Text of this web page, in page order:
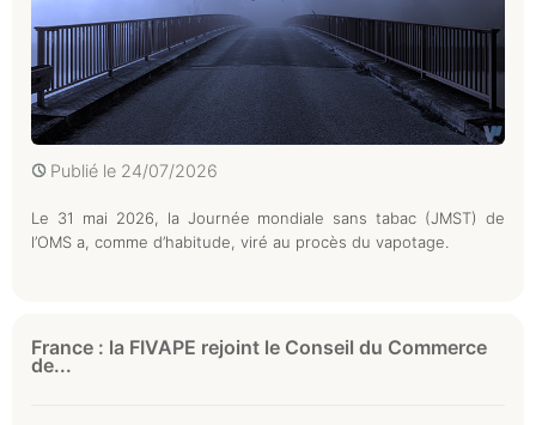
Publié le 24/07/2026
Le 31 mai 2026, la Journée mondiale sans tabac (JMST) de
l’OMS a, comme d’habitude, viré au procès du vapotage.
France : la FIVAPE rejoint le Conseil du Commerce
de...